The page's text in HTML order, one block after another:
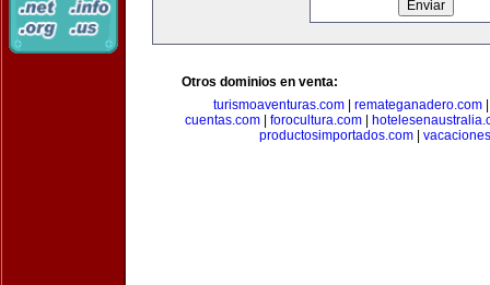
Otros dominios en venta:
turismoaventuras.com| remateganadero.com
cuentas.com
forocultura.com
productosimportados.com